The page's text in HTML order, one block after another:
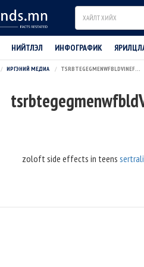
Search
НИЙТЛЭЛ ИНФОГРАФИК
ИРГЭНИЙ МЕДИА TSRBTEGEGMENWFBLDVINEFBTJTARMAK
zoloft side effects in teens